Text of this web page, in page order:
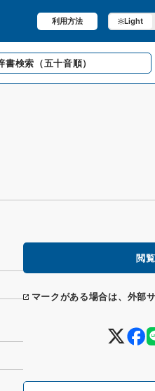
利用方法 Light
書検索 （五十音順）
閲覧
マークがある場合は、外部